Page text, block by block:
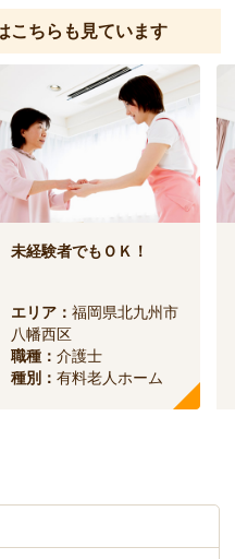
こちらも見ています
未経験者でもＯＫ！
エリア：福岡県北九州市
八幡西区
職種：介護士
種別：有料老人ホーム